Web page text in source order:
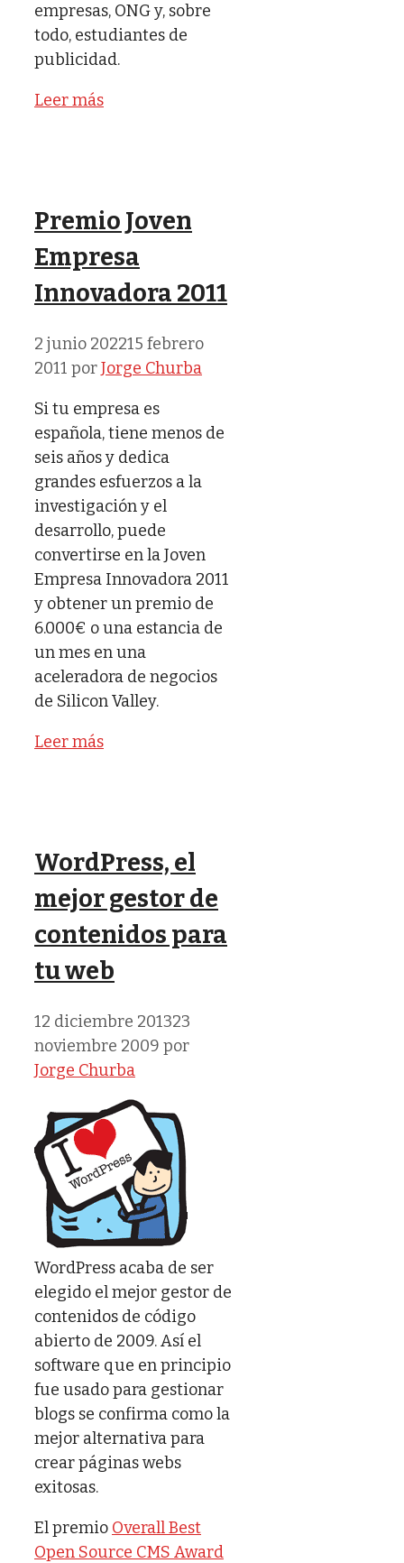
empresas, ONG y, sobre
todo, estudiantes de
publicidad.
Leer más
Premio Joven
Empresa
Innovadora 2011
2 junio 202215 febrero
2011 porJorge Churba
Si tu empresa es
española, tiene menos de
seis años y dedica
grandes esfuerzos a la
investigación y el
desarrollo, puede
convertirse en la Joven
Empresa Innovadora 2011
y obtener un premio de
6.000€ o una estancia de
un mes en una
aceleradora de negocios
de Silicon Valley.
Leer más
WordPress, el
mejor gestor de
contenidos para
tu web
12 diciembre 201323
noviembre 2009 por
Jorge Churba
WordPress acaba de ser
elegido el mejor gestor de
contenidos de código
abierto de 2009. Así el
software que en principio
fue usado para gestionar
blogs se confirma como la
mejor alternativa para
crear páginas webs
exitosas.
El premio Overall Best
Open Source CMS Award